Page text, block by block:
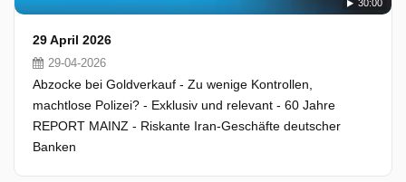
30:00
29 April 2026
29-04-2026
Abzocke bei Goldverkauf - Zu wenige Kontrollen,
machtlose Polizei? - Exklusiv und relevant - 60 Jahre
REPORT MAINZ - Riskante Iran-Geschäfte deutscher
Banken